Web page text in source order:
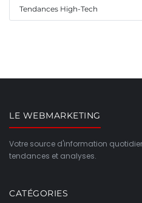
Tendances High-Tech
LE WEBMARKETING
Votre source d'information
tendances et analyses.
CATÉGORIES